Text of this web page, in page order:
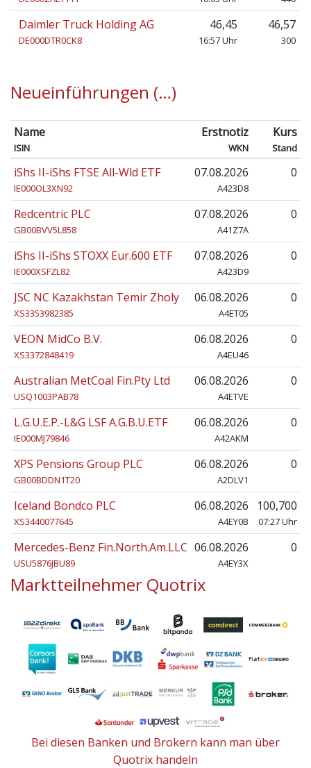
Daimler Truck Holding AG
DE000DTR0CK8
46,45
16:57 Uhr
46,57
300
Neueinführungen (…)
Name
ISIN
Erstnotiz
WKN
Kurs
Stand
iShs II-iShs FTSE All-Wld ETF
IE000OL3XN92
07.08.2026
A423D8
0
Redcentric PLC
GB00BVV5L858
07.08.2026
A41Z7A
0
iShs II-iShs STOXX Eur.600 ETF
IE000XSFZL82
07.08.2026
A423D9
0
JSC NC Kazakhstan Temir Zholy
XS3353982385
06.08.2026
A4ET05
0
VEON MidCo B.V.
XS3372848419
06.08.2026
A4EU46
0
Australian MetCoal Fin.Pty Ltd
USQ1003PAB78
06.08.2026
A4ETVE
0
L.G.U.E.P.-L&G LSF A.G.B.U.ETF
IE000MJ79846
06.08.2026
A42AKM
0
XPS Pensions Group PLC
GB00BDDN1T20
06.08.2026
A2DLV1
0
Iceland Bondco PLC
XS3440077645
06.08.2026
A4EY0B
100,700
07:27 Uhr
Mercedes-Benz Fin.North.Am.LLC
USU5876JBU89
06.08.2026
A4EY3X
0
Marktteilnehmer Quotrix
Bei diesen Banken und Brokern kann man über
Quotrix handeln